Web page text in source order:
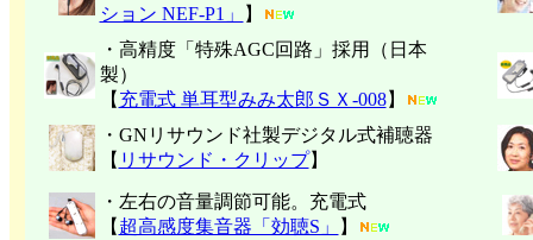
ション NEF-P1」
】
・高精度「特殊AGC回路」採用（日本
製）
【 充電式 単耳型みみ太郎ＳＸ-008】
・GNリサウンド社製デジタル式補聴器
【 リサウンド・クリップ】
・左右の音量調節可能。充電式
【 超高感度集音器「効聴S」 】